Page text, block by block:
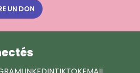
UN DON